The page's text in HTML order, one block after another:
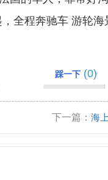
全程奔驰车 游轮
踩一下 (0)
下一篇：海